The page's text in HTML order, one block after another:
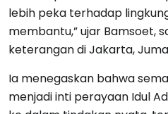
lebih peka terhadap
membantu,” ujar Bamsoet,
keterangan di Jakarta,
Ia menegaskan bahwa
menjadi inti perayaan Idul